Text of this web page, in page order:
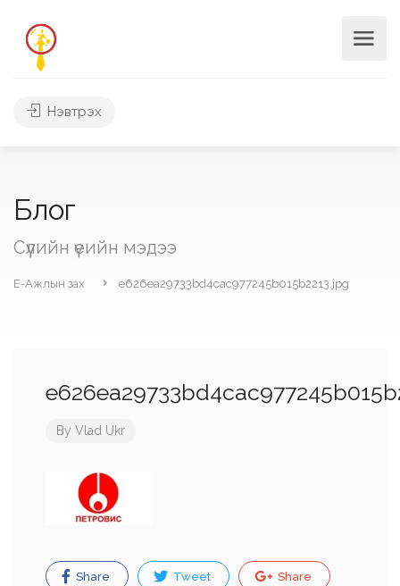
Нэвтрэх
Блог
Сүүлийн үеийн мэдээ
Е-Ажлын зах e626ea29733bd4cac977245b015b2213.jpg
By Vlad Ukr
Share Tweet Share